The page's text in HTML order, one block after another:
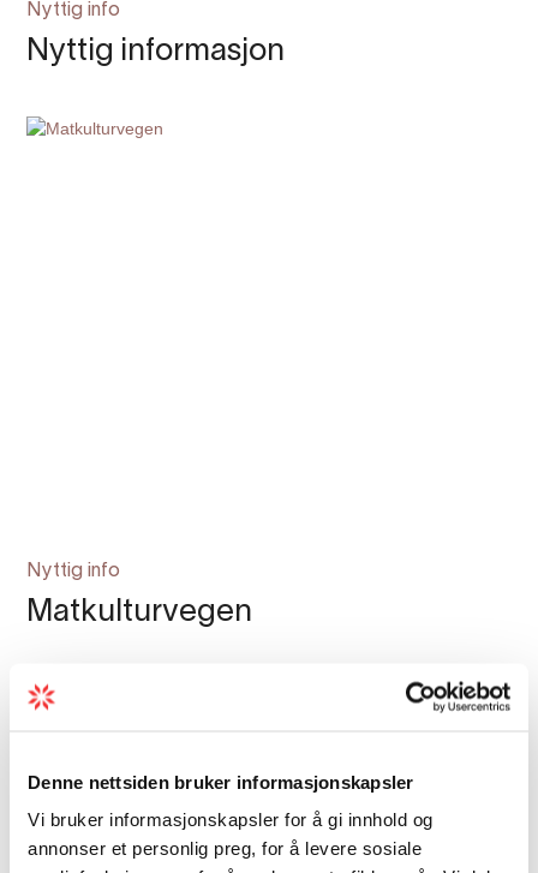
Denne nettsiden bruker informasjonskapsler
Vi bruker informasjonskapsler for å gi innhold og
annonser et personlig preg, for å levere sosiale
Nyttig info
Nyttig informasjon
Nyttig info
Matkulturvegen